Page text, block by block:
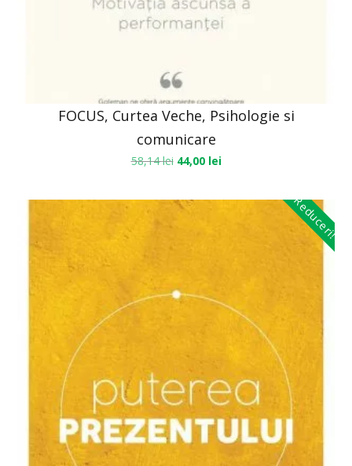
FOCUS, Curtea Veche, Psihologie si
comunicare
58,14lei 44,00 lei
Reduceri!